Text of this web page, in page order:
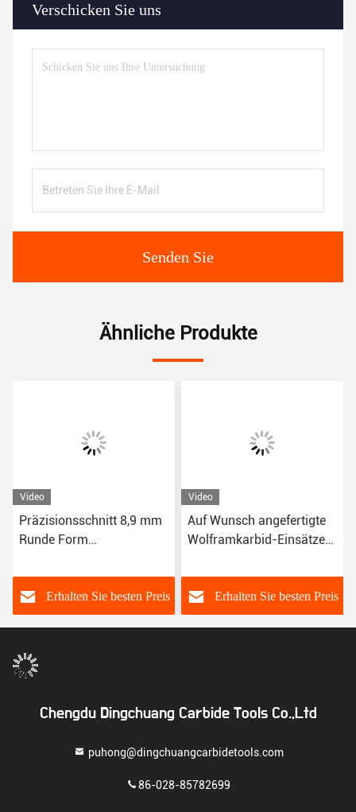
Verschicken Sie uns
Senden Sie
Ähnliche Produkte
Video
Präzisionsschnitt 8,9 mm
Runde Form
Erhalten Sie besten Preis
Video
Auf Wunsch angefertigte
Wolframkarbid-Einsätze
Holzschmiedeinrichtungen
Erhalten Sie besten Preis
Chengdu Dingchuang Carbide Tools Co.,Ltd
puhong@dingchuangcarbidetools.com
86-028-85782699